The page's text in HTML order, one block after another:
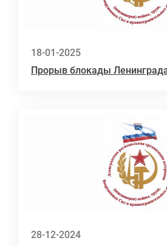
18-01-2025
Прорыв блокады
28-12-2024